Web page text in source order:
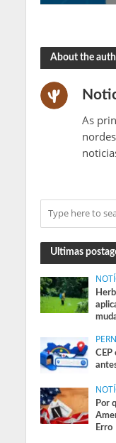
About the
As
Ultimas
CEP
Por
Erro